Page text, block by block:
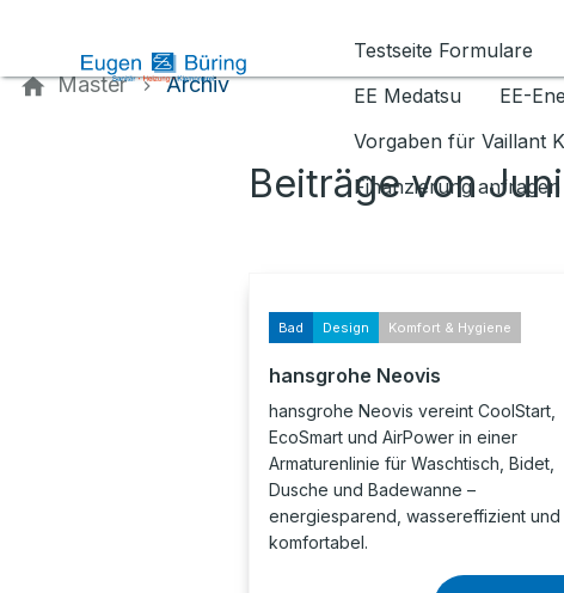
Testseite Formulare
EE Medatsu
EE-
Vorgaben für Vaillant
Finanzierung anfragen
Master Archiv
Beiträge von
Bad Design Komfort & Hygiene
hansgrohe Neovis
hansgrohe Neovis vereint CoolStart,
EcoSmart und AirPower in einer
Armaturenlinie für Waschtisch, Bidet,
Dusche und Badewanne –
energiesparend, wassereffizient und
komfortabel.